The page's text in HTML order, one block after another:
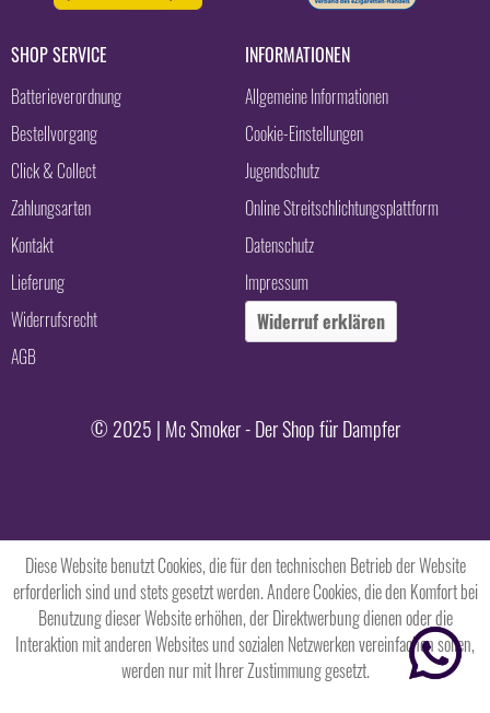
SHOP SERVICE
Batterieverordnung
Bestellvorgang
Click & Collect
Zahlungsarten
Kontakt
Lieferung
Widerrufsrecht
AGB
INFORMATIONEN
Allgemeine Informationen
Cookie-Einstellungen
Jugendschutz
Online Streitschlichtungsplattform
Datenschutz
Impressum
Widerruf erklären
© 2025 | Mc Smoker - Der Shop für Dampfer
Diese Website benutzt Cookies, die für den technischen Betrieb der Website
erforderlich sind und stets gesetzt werden. Andere Cookies, die den Komfort bei
Benutzung dieser Website erhöhen, der Direktwerbung dienen oder die
Interaktion mit anderen Websites und sozialen Netzwerken vereinfachen sollen,
werden nur mit Ihrer Zustimmung gesetzt.